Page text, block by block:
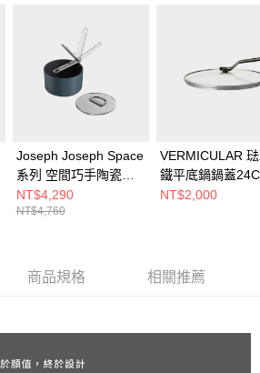
Joseph Joseph Space
系列 空間巧手陶瓷不
沾湯鍋19CM(附玻璃鍋
蓋)
NT$4,290
NT$4,760
VERMICULAR
鐵平底鍋鍋蓋
NT$2,000
商品規格 相關推薦